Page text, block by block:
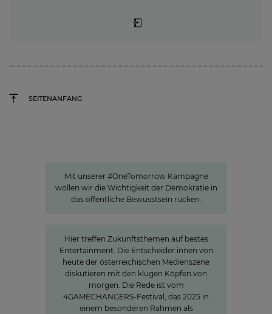
SEITENANFANG
Mit unserer #OneTomorrow Kampagne
wollen wir die Wichtigkeit der Demokratie in
das öffentliche Bewusstsein rücken.
Hier treffen Zukunftsthemen auf bestes
Entertainment. Die Entscheider:innen von
heute der österreichischen Medienszene
diskutieren mit den klugen Köpfen von
morgen. Die Rede ist vom
4GAMECHANGERS-Festival, das 2025 in
einem besonderen Rahmen als